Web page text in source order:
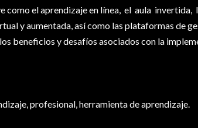
como el aprendizaje en línea, el aula invertida,
y aumentada, así como las plataformas de
beneficios y desafíos asociados con la
profesional, herramienta de aprendizaje.